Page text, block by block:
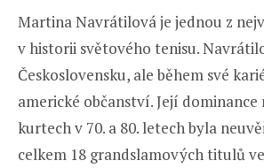
Martina Navrátilová je jednou z
v historii světového tenisu.
Československu, ale během své
americké občanství. Její
kurtech v 70. a 80. letech byla
celkem 18 grandslamových titulů